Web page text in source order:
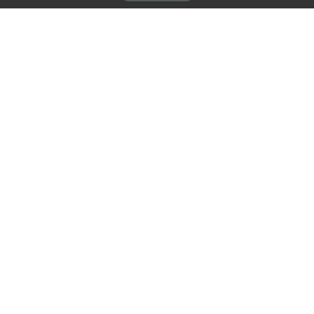
vznešeností jeho mravů